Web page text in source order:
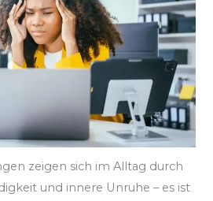
zeigen sich im Alltag durch
und innere Unruhe – es ist